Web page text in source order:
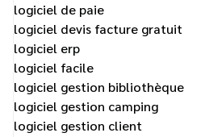
logiciel de paie
logiciel devis facture gratuit
logiciel erp
logiciel facile
logiciel gestion bibliothèque
logiciel gestion camping
logiciel gestion client